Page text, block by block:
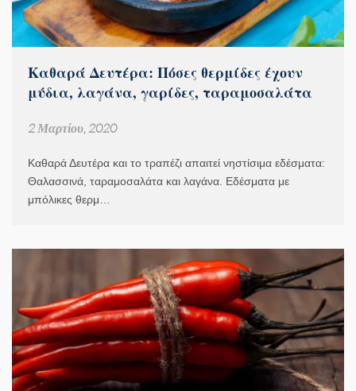
Καθαρά Δευτέρα: Πόσες θερμίδες έχουν
μύδια, λαγάνα, γαρίδες, ταραμοσαλάτα
2 Μαρτίου, 2020
Καθαρά Δευτέρα και το τραπέζι απαιτεί νηστίσιμα εδέσματα:
Θαλασσινά, ταραμοσαλάτα και λαγάνα. Εδέσματα με
μπόλικες θερμ…